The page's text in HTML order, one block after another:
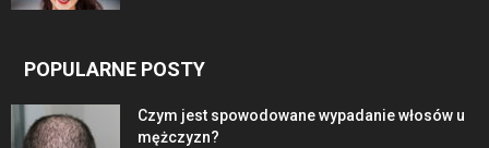
POPULARNE POSTY
Czym jest spowodowane wypadanie włosów u
mężczyzn?